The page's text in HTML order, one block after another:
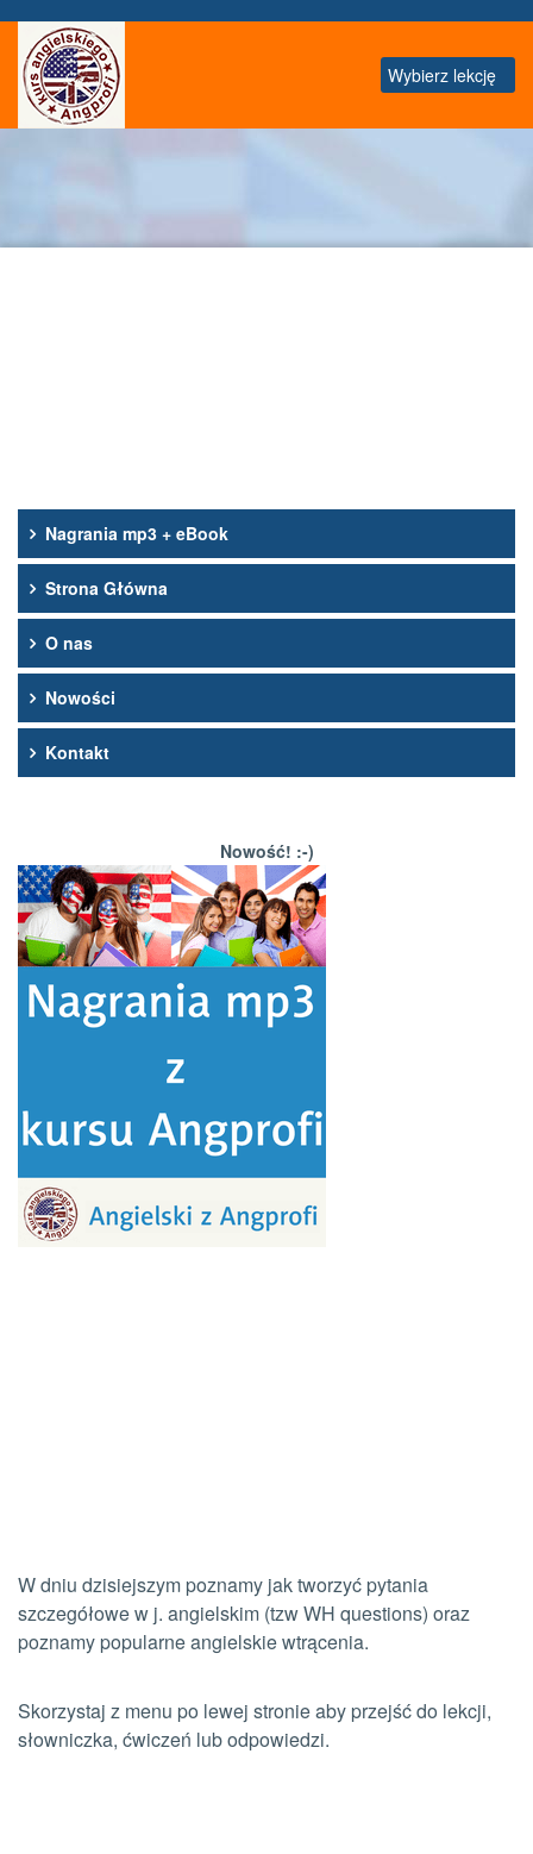
Nagrania mp3 + eBook
Strona Główna
O nas
Nowości
Kontakt
Nowość! :-)
W dniu dzisiejszym poznamy jak tworzyć pytania
szczegółowe w j. angielskim (tzw WH questions) oraz
poznamy popularne angielskie wtrącenia.
Skorzystaj z menu po lewej stronie aby przejść do lekcji,
słowniczka, ćwiczeń lub odpowiedzi.